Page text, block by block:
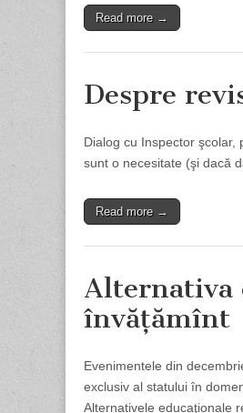
Read more →
Despre
Dialog cu Inspector
sunt o necesitate (şi dacă
Read more →
Alternativa
învăţămînt
Evenimentele din
exclusiv al statului în
Alternativele educaţionale